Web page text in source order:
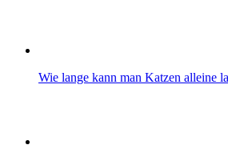
Wie lange kann man Katzen alleine